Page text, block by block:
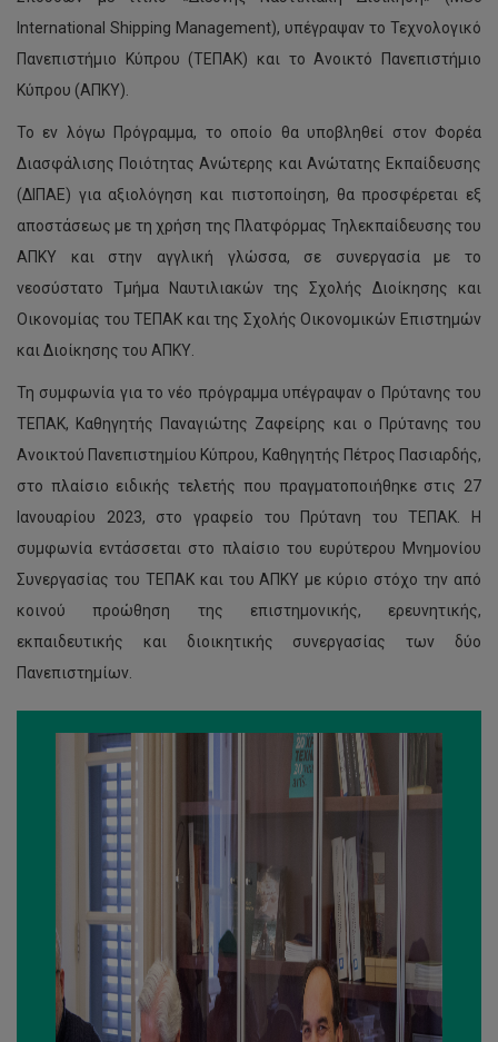
International Shipping Management), υπέγραψαν το Τεχνολογικό
Πανεπιστήμιο Κύπρου (ΤΕΠΑΚ) και το Ανοικτό Πανεπιστήμιο
Κύπρου (ΑΠΚΥ).
Το εν λόγω Πρόγραμμα, το οποίο θα υποβληθεί στον Φορέα
Διασφάλισης Ποιότητας Ανώτερης και Ανώτατης Εκπαίδευσης
(ΔΙΠΑΕ) για αξιολόγηση και πιστοποίηση, θα προσφέρεται εξ
αποστάσεως με τη χρήση της Πλατφόρμας Τηλεκπαίδευσης του
ΑΠΚΥ και στην αγγλική γλώσσα, σε συνεργασία με το
νεοσύστατο Τμήμα Ναυτιλιακών της Σχολής Διοίκησης και
Οικονομίας του ΤΕΠΑΚ και της Σχολής Οικονομικών Επιστημών
και Διοίκησης του ΑΠΚΥ.
Τη συμφωνία για το νέο πρόγραμμα υπέγραψαν ο Πρύτανης του
ΤΕΠΑΚ, Καθηγητής Παναγιώτης Ζαφείρης και ο Πρύτανης του
Ανοικτού Πανεπιστημίου Κύπρου, Καθηγητής Πέτρος Πασιαρδής,
στο πλαίσιο ειδικής τελετής που πραγματοποιήθηκε στις 27
Ιανουαρίου 2023, στο γραφείο του Πρύτανη του ΤΕΠΑΚ. Η
συμφωνία εντάσσεται στο πλαίσιο του ευρύτερου Μνημονίου
Συνεργασίας του ΤΕΠΑΚ και του ΑΠΚΥ με κύριο στόχο την από
κοινού προώθηση της επιστημονικής, ερευνητικής,
εκπαιδευτικής και διοικητικής συνεργασίας των δύο
Πανεπιστημίων.